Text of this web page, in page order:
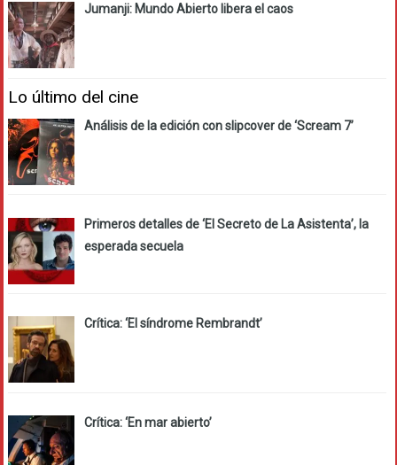
Jumanji: Mundo Abierto libera el caos
Lo último del cine
Análisis de la edición con slipcover de ‘Scream 7’
Primeros detalles de ‘El Secreto de La Asistenta’, la
esperada secuela
Crítica: ‘El síndrome Rembrandt’
Crítica: ‘En mar abierto’